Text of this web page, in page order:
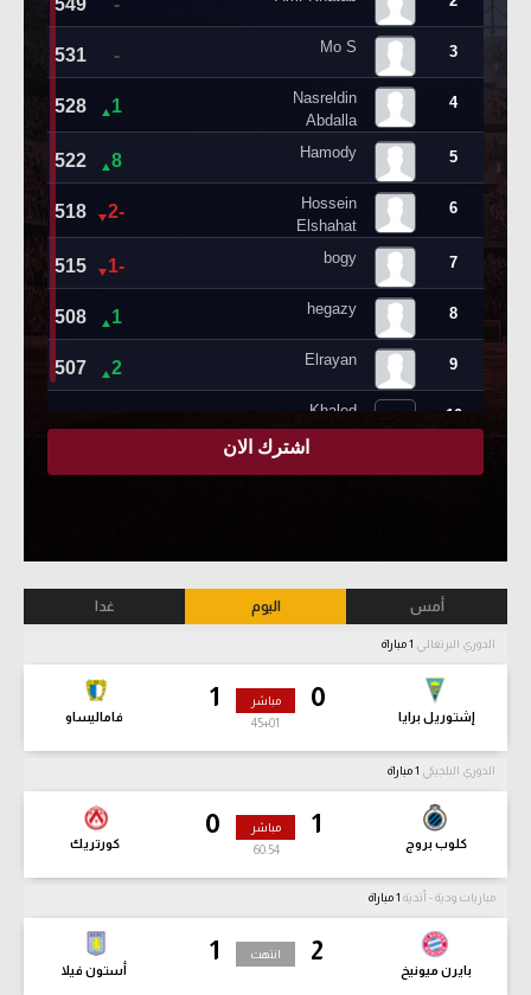
أمس اليوم غدا
الدوري البرتغالي
0
إشتوريل برايا
1
فاماليساو
مباشر
45+01
الدوري البلجيكي
1
كلوب بروج
0
كورتريك
مباشر
60:55
مباريات ودية - أندية
2
بايرن ميونيخ
1
أستون فيلا
انتهت